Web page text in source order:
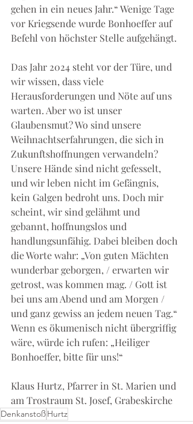
gehen in ein neues Jahr.“ Wenige Tage
vor Kriegsende wurde Bonhoeffer auf
Befehl von höchster Stelle aufgehängt.
Das Jahr 2024 steht vor der Türe, und
wir wissen, dass viele
Herausforderungen und Nöte auf uns
warten. Aber wo ist unser
Glaubensmut? Wo sind unsere
Weihnachtserfahrungen, die sich in
Zukunftshoffnungen verwandeln?
Unsere Hände sind nicht gefesselt,
und wir leben nicht im Gefängnis,
kein Galgen bedroht uns. Doch mir
scheint, wir sind gelähmt und
gebannt, hoffnungslos und
handlungsunfähig. Dabei bleiben doch
die Worte wahr: „Von guten Mächten
wunderbar geborgen, / erwarten wir
getrost, was kommen mag. / Gott ist
bei uns am Abend und am Morgen /
und ganz gewiss an jedem neuen Tag.“
Wenn es ökumenisch nicht übergriffig
wäre, würde ich rufen: „Heiliger
Bonhoeffer, bitte für uns!“
Klaus Hurtz, Pfarrer in St. Marien und
am Trostraum St. Josef, Grabeskirche
DenkanstoßHurtz